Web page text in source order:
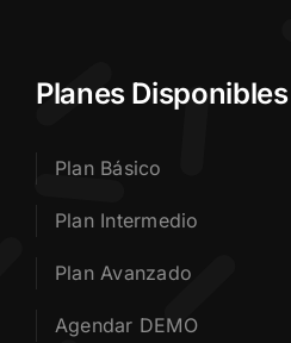
Planes Disponibles
Plan Básico
Plan Intermedio
Plan Avanzado
Agendar DEMO